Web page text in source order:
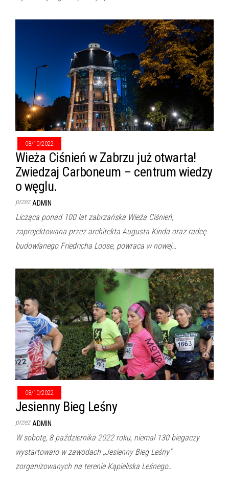
08/10/2022
Wieża Ciśnień w Zabrzu już otwarta!
Zwiedzaj Carboneum – centrum wiedzy
o węglu.
przez ADMIN
Licząca ponad 100 lat zabrzańska Wieża Ciśnień,
zaprojektowana przez architekta Augusta Kinda oraz radcę
budowlanego Friedricha Loose, powraca w nowej…
08/10/2022
Jesienny Bieg Leśny
przez ADMIN
W sobotę, 8 października 2022 roku, niemal 130 biegaczy
wystartowało w zawodach „Jesienny Bieg Leśny”
zorganizowanych na terenie Kąpieliska Leśnego…